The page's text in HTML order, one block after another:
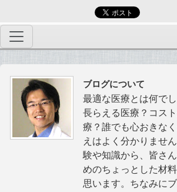
ブログについて
最適な医療とは何で
長らえる医療？コス
療？誰でも心おきな
えはよく分かりませ
験や知識から、皆さ
めのちょっとした材
思います。ちなみに